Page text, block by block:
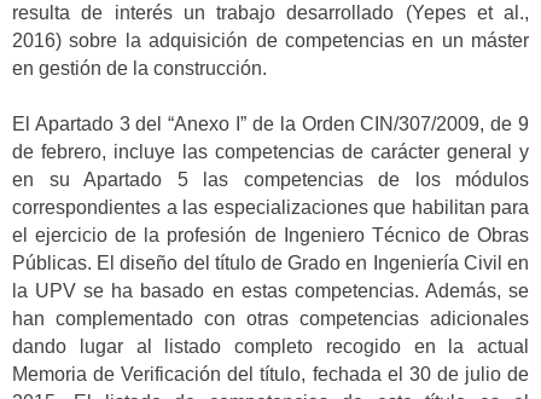
resulta de interés un trabajo desarrollado (Yepes et al.,
2016) sobre la adquisición de competencias en un máster
en gestión de la construcción.
El Apartado 3 del “Anexo I” de la Orden CIN/307/2009, de 9
de febrero, incluye las competencias de carácter general y
en su Apartado 5 las competencias de los módulos
correspondientes a las especializaciones que habilitan para
el ejercicio de la profesión de Ingeniero Técnico de Obras
Públicas. El diseño del título de Grado en Ingeniería Civil en
la UPV se ha basado en estas competencias. Además, se
han complementado con otras competencias adicionales
dando lugar al listado completo recogido en la actual
Memoria de Verificación del título, fechada el 30 de julio de